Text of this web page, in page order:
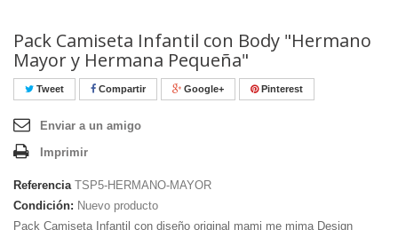
Pack Camiseta Infantil con Body "Hermano
Mayor y Hermana Pequeña"
Tweet Compartir Google+ Pinterest
Enviar a un amigo
Imprimir
Referencia TSP5-HERMANO-MAYOR
Condición: Nuevo producto
Pack Camiseta Infantil con diseño original mami me mima Design